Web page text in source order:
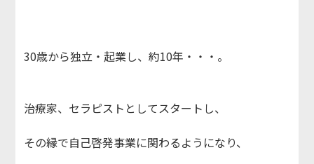
30歳から独立・起業し、約10年・・・。
治療家、セラピストとしてスタートし、
その縁で自己啓発事業に関わるようになり、